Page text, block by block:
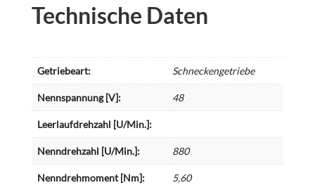
Technische Daten
Getriebeart: Schneckengetriebe
Nennspannung [V]: 48
Leerlaufdrehzahl [U/Min.]:
Nenndrehzahl [U/Min.]: 880
Nenndrehmoment [Nm]: 5,60